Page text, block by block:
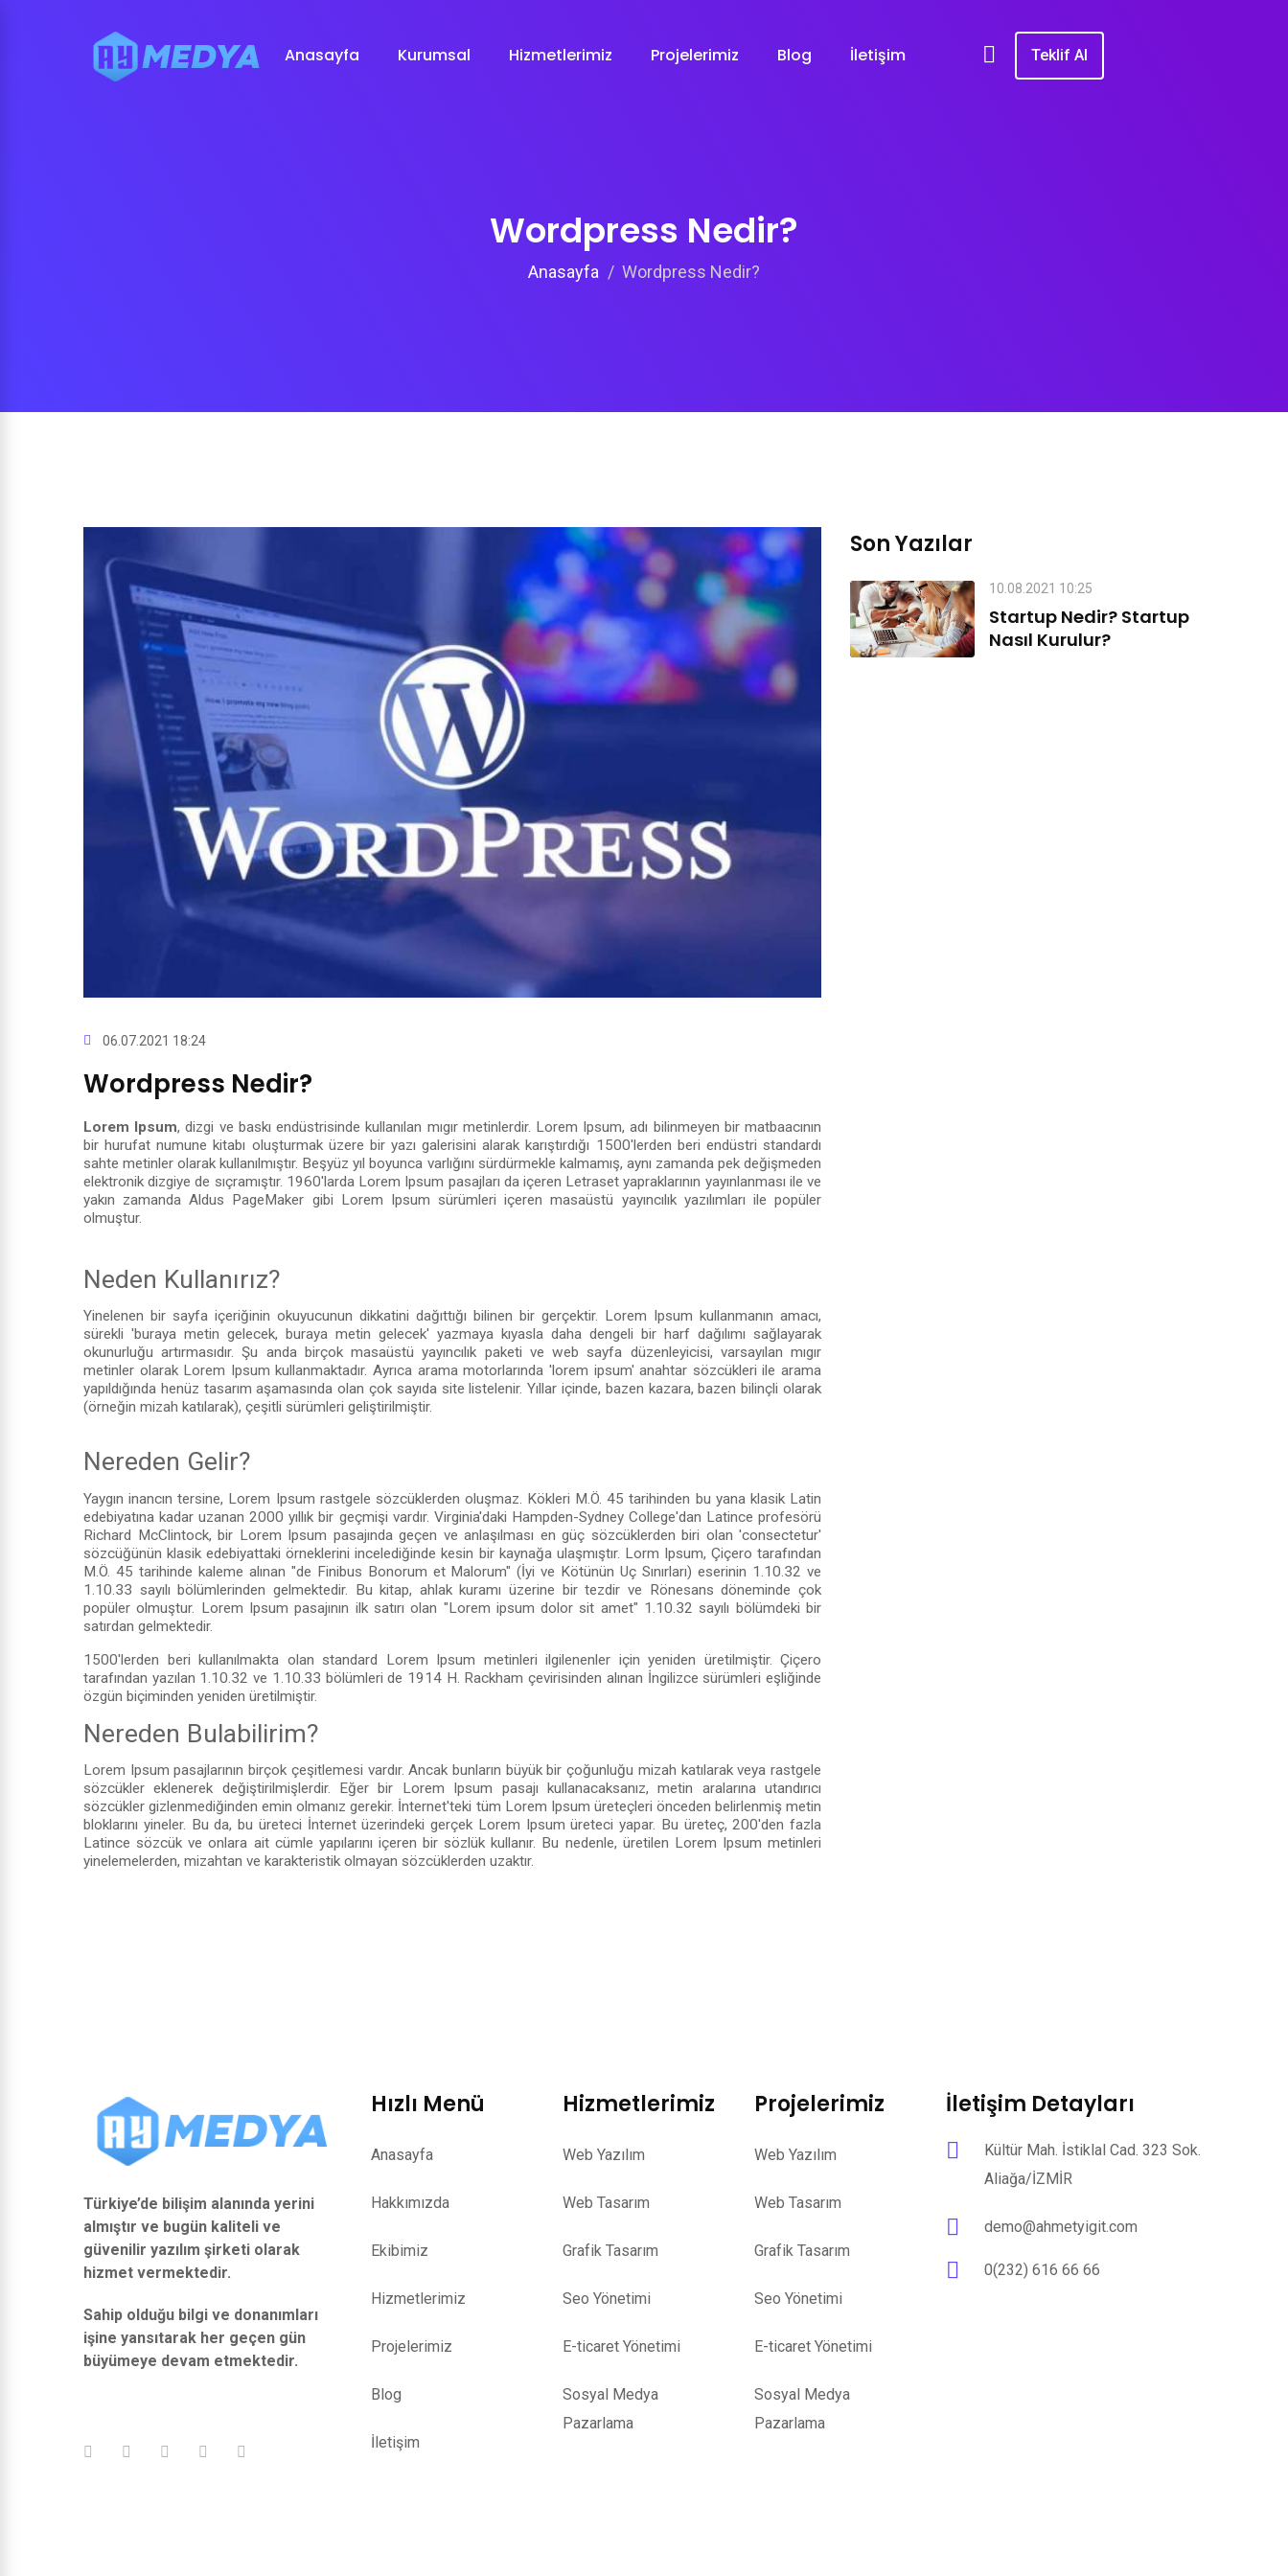
Anasayfa Kurumsal Hizmetlerimiz Projelerimiz Blog İletişim Teklif Al
Wordpress Nedir?
Anasayfa Wordpress Nedir?
06.07.2021 18:24
Wordpress Nedir?
Lorem Ipsum, dizgi ve baskı endüstrisinde kullanılan mıgır metinlerdir. Lorem Ipsum, adı bilinmeyen bir matbaacının
bir hurufat numune kitabı oluşturmak üzere bir yazı galerisini alarak karıştırdığı 1500'lerden beri endüstri standardı
sahte metinler olarak kullanılmıştır. Beşyüz yıl boyunca varlığını sürdürmekle kalmamış, aynı zamanda pek değişmeden
elektronik dizgiye de sıçramıştır. 1960'larda Lorem Ipsum pasajları da içeren Letraset yapraklarının yayınlanması ile ve
yakın zamanda Aldus PageMaker gibi Lorem Ipsum sürümleri içeren masaüstü yayıncılık yazılımları ile popüler
olmuştur.
Neden Kullanırız?
Yinelenen bir sayfa içeriğinin okuyucunun dikkatini dağıttığı bilinen bir gerçektir. Lorem Ipsum kullanmanın amacı,
sürekli 'buraya metin gelecek, buraya metin gelecek' yazmaya kıyasla daha dengeli bir harf dağılımı sağlayarak
okunurluğu artırmasıdır. Şu anda birçok masaüstü yayıncılık paketi ve web sayfa düzenleyicisi, varsayılan mıgır
metinler olarak Lorem Ipsum kullanmaktadır. Ayrıca arama motorlarında 'lorem ipsum' anahtar sözcükleri ile arama
yapıldığında henüz tasarım aşamasında olan çok sayıda site listelenir. Yıllar içinde, bazen kazara, bazen bilinçli olarak
(örneğin mizah katılarak), çeşitli sürümleri geliştirilmiştir.
Nereden Gelir?
Yaygın inancın tersine, Lorem Ipsum rastgele sözcüklerden oluşmaz. Kökleri M.Ö. 45 tarihinden bu yana klasik Latin
edebiyatına kadar uzanan 2000 yıllık bir geçmişi vardır. Virginia'daki Hampden-Sydney College'dan Latince profesörü
Richard McClintock, bir Lorem Ipsum pasajında geçen ve anlaşılması en güç sözcüklerden biri olan 'consectetur'
sözcüğünün klasik edebiyattaki örneklerini incelediğinde kesin bir kaynağa ulaşmıştır. Lorm Ipsum, Çiçero tarafından
M.Ö. 45 tarihinde kaleme alınan "de Finibus Bonorum et Malorum" (İyi ve Kötünün Uç Sınırları) eserinin 1.10.32 ve
1.10.33 sayılı bölümlerinden gelmektedir. Bu kitap, ahlak kuramı üzerine bir tezdir ve Rönesans döneminde çok
popüler olmuştur. Lorem Ipsum pasajının ilk satırı olan "Lorem ipsum dolor sit amet" 1.10.32 sayılı bölümdeki bir
satırdan gelmektedir.
1500'lerden beri kullanılmakta olan standard Lorem Ipsum metinleri ilgilenenler için yeniden üretilmiştir. Çiçero
tarafından yazılan 1.10.32 ve 1.10.33 bölümleri de 1914 H. Rackham çevirisinden alınan İngilizce sürümleri eşliğinde
özgün biçiminden yeniden üretilmiştir.
Nereden Bulabilirim?
Lorem Ipsum pasajlarının birçok çeşitlemesi vardır. Ancak bunların büyük bir çoğunluğu mizah katılarak veya rastgele
sözcükler eklenerek değiştirilmişlerdir. Eğer bir Lorem Ipsum pasajı kullanacaksanız, metin aralarına utandırıcı
sözcükler gizlenmediğinden emin olmanız gerekir. İnternet'teki tüm Lorem Ipsum üreteçleri önceden belirlenmiş metin
bloklarını yineler. Bu da, bu üreteci İnternet üzerindeki gerçek Lorem Ipsum üreteci yapar. Bu üreteç, 200'den fazla
Latince sözcük ve onlara ait cümle yapılarını içeren bir sözlük kullanır. Bu nedenle, üretilen Lorem Ipsum metinleri
yinelemelerden, mizahtan ve karakteristik olmayan sözcüklerden uzaktır.
Son Yazılar
10.08.2021 10:25
Startup Nedir? Startup
Nasıl Kurulur?
Türkiye’de bilişim alanında yerini
almıştır ve bugün kaliteli ve
güvenilir yazılım şirketi olarak
hizmet vermektedir.
Sahip olduğu bilgi ve donanımları
işine yansıtarak her geçen gün
büyümeye devam etmektedir.
Hızlı Menü
Anasayfa
Hakkımızda
Ekibimiz
Hizmetlerimiz
Projelerimiz
Blog
İletişim
Hizmetlerimiz
Web Yazılım
Web Tasarım
Grafik Tasarım
Seo Yönetimi
E-ticaret Yönetimi
Sosyal Medya
Pazarlama
Projelerimiz
Web Yazılım
Web Tasarım
Grafik Tasarım
Seo Yönetimi
E-ticaret Yönetimi
Sosyal Medya
Pazarlama
İletişim Detayları
Kültür Mah. İstiklal Cad. 323 Sok.
Aliağa/İZMİR
demo@ahmetyigit.com
0(232) 616 66 66